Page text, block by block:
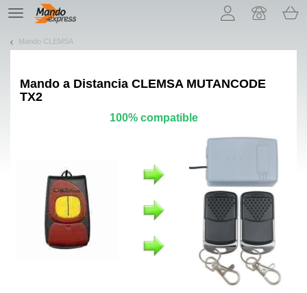
TE
navigation
Mando CLEMSA
Mando a Distancia CLEMSA MUTANCODE
TX2
100% compatible
¡Permítenos presentarte nuestras cookies!